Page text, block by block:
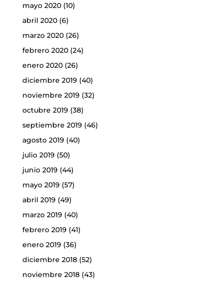
mayo 2020(10)
abril 2020(6)
marzo 2020(26)
febrero 2020(24)
enero 2020(26)
diciembre 2019 (40)
noviembre 2019 (32)
octubre 2019 (38)
septiembre 2019 (46)
agosto 2019 (40)
julio 2019 (50)
junio 2019 (44)
mayo 2019 (57)
abril 2019 (49)
marzo 2019 (40)
febrero 2019 (41)
enero 2019 (36)
diciembre 2018(52)
noviembre 2018(43)